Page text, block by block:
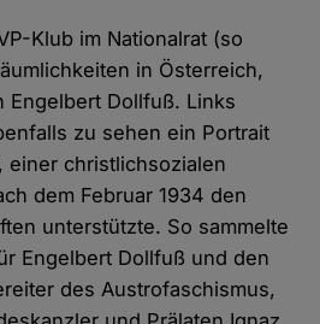
Klub im Nationalrat (so
in Österreich,
Engelbert Dollfuß. Links
zu sehen ein Portrait
einer christlichsozialen
dem Februar 1934 den
unterstützte. So sammelte
Engelbert Dollfuß und den
des Austrofaschismus,